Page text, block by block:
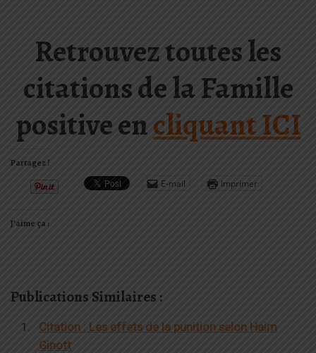
Retrouvez toutes les
citations de la Famille
positive encliquant ICI
Partagez !
E-mail Imprimer
J’aime ça :
Publications Similaires :
Citation : Les effets de la punition selon Haim
Ginott